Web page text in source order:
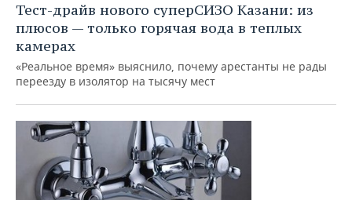
Тест-драйв нового суперСИЗО Казани: из
плюсов — только горячая вода в теплых
камерах
«Реальное время» выяснило, почему арестанты не рады
переезду в изолятор на тысячу мест